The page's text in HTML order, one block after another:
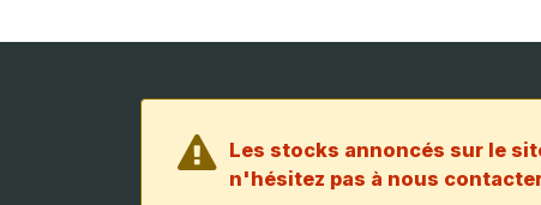
Les stocks annoncés sur le
n'hésitez pas à nous